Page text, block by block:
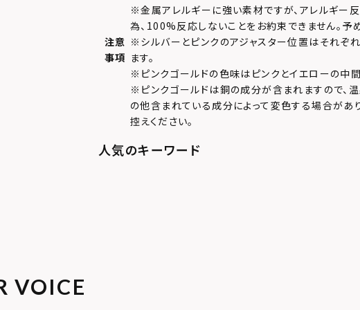
注意
事項
※金属アレルギーに強い素材ですが、アレルギー
為、100%反応しないことをお約束できません。予
※シルバーとピンクのアジャスター位置はそれぞ
ます。
※ピンクゴールドの色味はピンクとイエローの中間
※ピンクゴールドは銅の成分が含まれますので、
の他含まれている成分によって変色する場合があ
控えください。
VOICE